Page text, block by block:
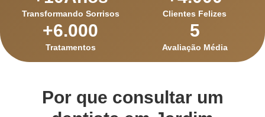
Transformando Sorrisos Clientes Felizes
Tratamentos
+6.000
Avaliação Média
5
Por que consultar um